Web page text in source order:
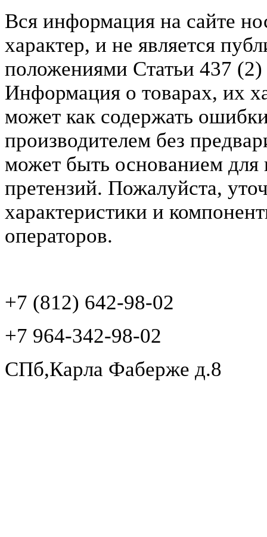
Вся информация на сайте
характер, и не является
положениями Статьи 437
Информация о товарах, их
может как содержать
производителем без
может быть основанием для
претензий. Пожалуйста,
характеристики и
операторов.
+7 (812) 642-98-02
+7 964-342-98-02
СПб,Карла Фаберже д.8